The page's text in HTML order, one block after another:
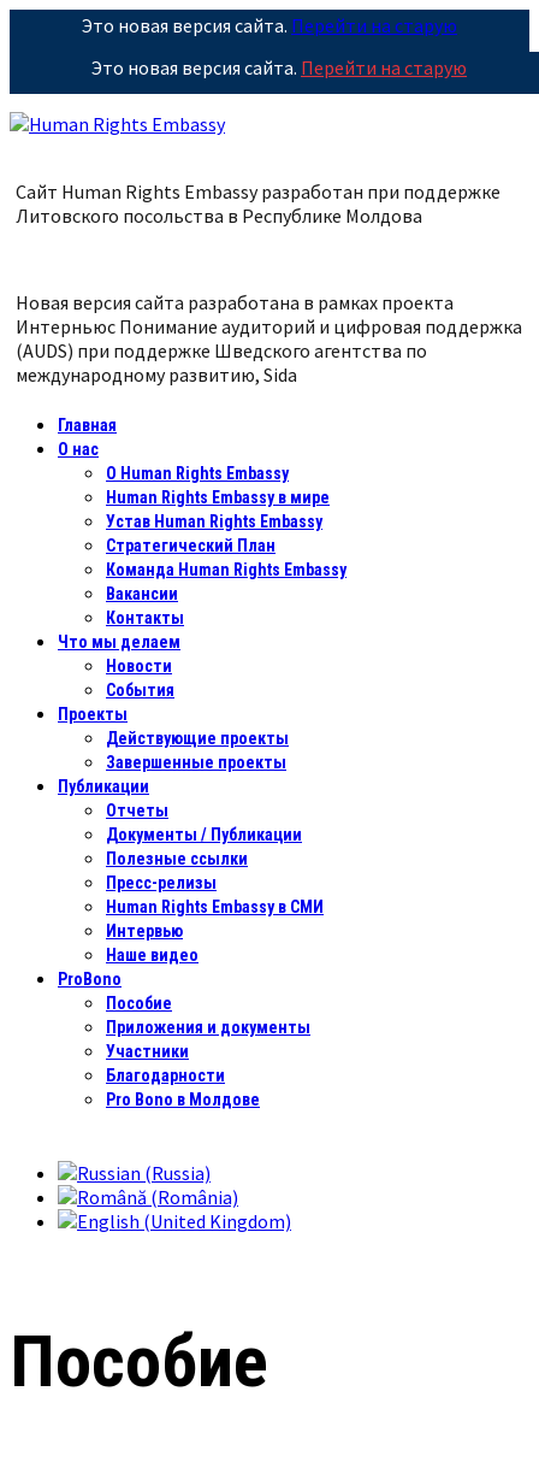
Это новая версия сайта. Перейти на старую
Это новая версия сайта. Перейти на старую
Сайт Human Rights Embassy разработан при поддержке
Литовского посольства в Республике Молдова
Новая версия сайта разработана в рамках проекта
Интерньюс Понимание аудиторий и цифровая поддержка
(AUDS) при поддержке Шведского агентства по
международному развитию, Sida
Главная
О нас
О Human Rights Embassy
Human Rights Embassy в мире
Устав Human Rights Embassy
Стратегический План
Команда Human Rights Embassy
Вакансии
Контакты
Что мы делаем
Новости
События
Проекты
Действующие проекты
Завершенные проекты
Публикации
Отчеты
Документы / Публикации
Полезные ссылки
Пресс-релизы
Human Rights Embassy в СМИ
Интервью
Наше видео
ProBono
Пособие
Приложения и документы
Участники
Благодарности
Pro Bono в Молдове
Пособие